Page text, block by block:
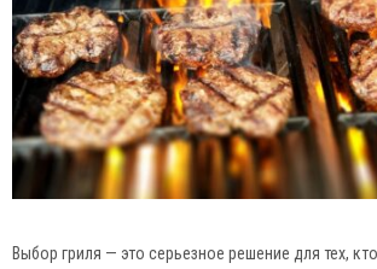
Выбор гриля — это серьезное решение для тех,